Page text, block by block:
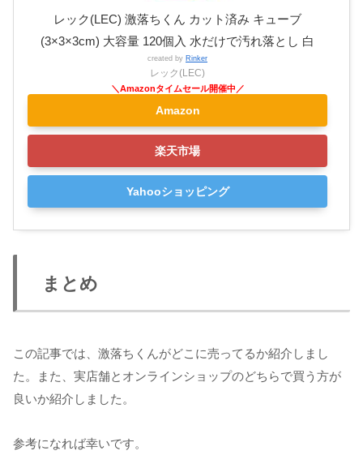
レック(LEC) 激落ちくん カット済み キューブ
(3×3×3cm) 大容量 120個入 水だけで汚れ落とし 白
created by Rinker
レック(LEC)
Amazon
楽天市場
Yahooショッピング
まとめ
この記事では、激落ちくんがどこに売ってるか紹介しまし
た。また、実店舗とオンラインショップのどちらで買う方が
良いか紹介しました。
参考になれば幸いです。